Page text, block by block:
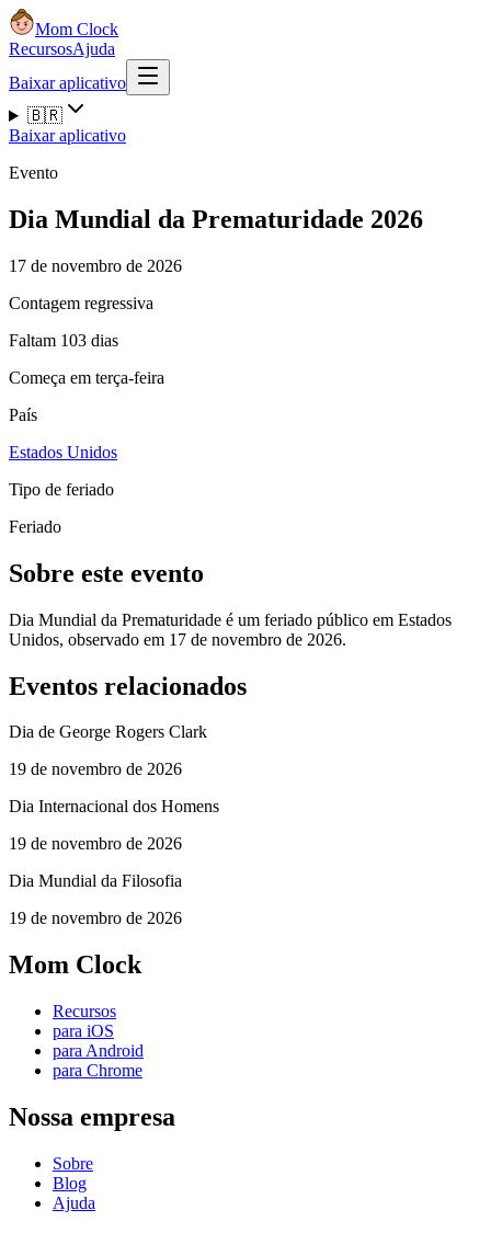
Mom Clock
RecursosAjuda
Baixar aplicativo
🇧🇷
Baixar aplicativo
Evento
Dia Mundial da Prematuridade 2026
17 de novembro de 2026
Contagem regressiva
Faltam 103 dias
Começa em terça-feira
País
Estados Unidos
Tipo de feriado
Feriado
Sobre este evento
Dia Mundial da Prematuridade é um feriado público em Estados
Unidos, observado em 17 de novembro de 2026.
Eventos relacionados
Dia de George Rogers Clark
19 de novembro de 2026
Dia Internacional dos Homens
19 de novembro de 2026
Dia Mundial da Filosofia
19 de novembro de 2026
Mom Clock
Recursos
para iOS
para Android
para Chrome
Nossa empresa
Sobre
Blog
Ajuda